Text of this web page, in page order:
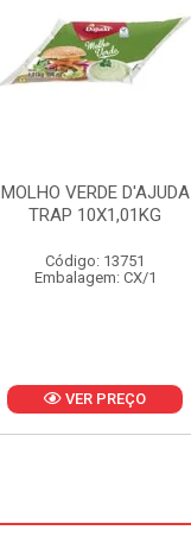
FRUTAS CRISTALIZADAS
CX 10KG
Código: 1785
Embalagem: KG/10
VER PREÇO